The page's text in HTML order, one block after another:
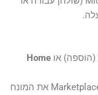
(הוספה) או Home